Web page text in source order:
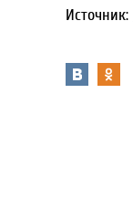
Источник: